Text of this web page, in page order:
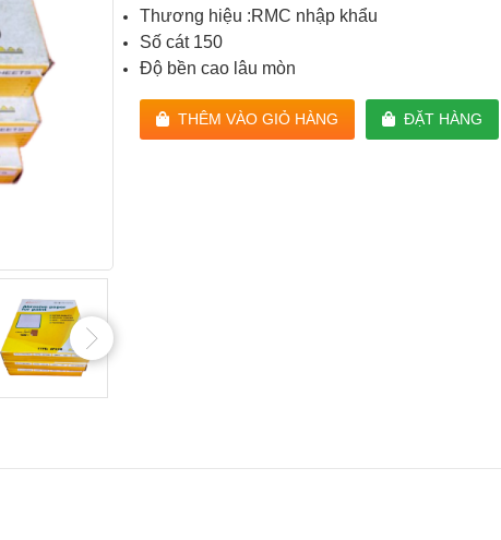
Thương hiệu :RMC nhập khẩu
Số cát 150
Độ bền cao lâu mòn
THÊM VÀO GIỎ HÀNG ĐẶT HÀNG